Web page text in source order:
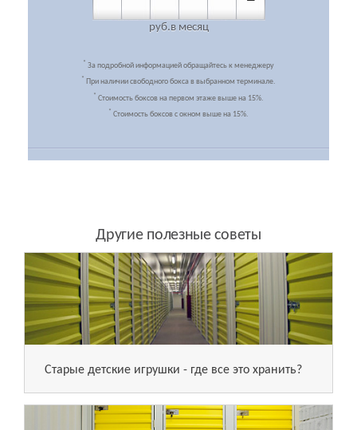
руб.в месяц
* За подробной информацией обращайтесь к менеджеру
* При наличии свободного бокса в выбранном терминале.
* Стоимость боксов на первом этаже выше на 15%.
* Стоимость боксов с окном выше на 15%.
Другие полезные советы
Старые детские игрушки - где все это хранить?